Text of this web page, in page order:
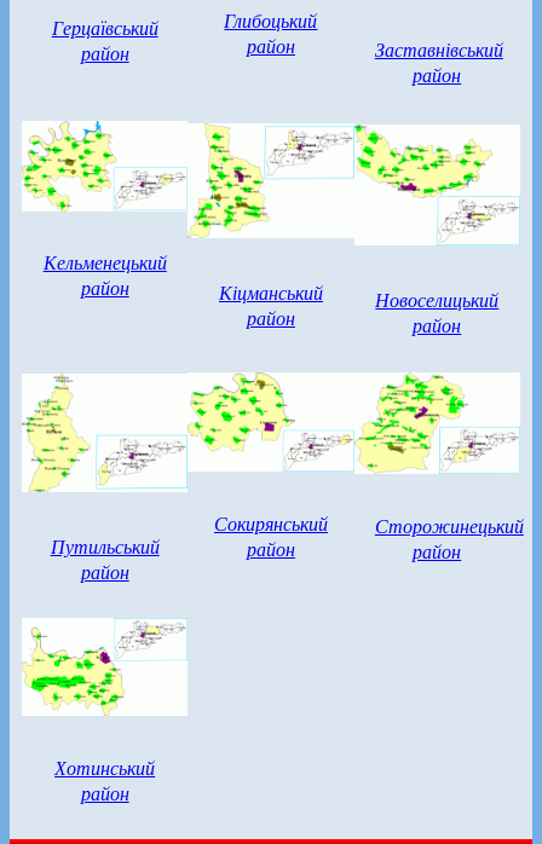
Герцаївський
район
Глибоцький
район
Заставнівський
район
Кельменецький
район
Кіцманський
район
Новоселицький
район
Путильський
район
Сокирянський
район
Сторожинецький
район
Хотинський
район